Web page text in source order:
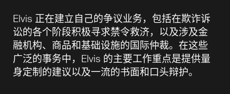
Elvis 正在建立自己的争议业务，包括在欺诈诉
讼的各个阶段积极寻求禁令救济，以及涉及金
融机构、商品和基础设施的国际仲裁。在这些
广泛的事务中，Elvis 的主要工作重点是提供量
身定制的建议以及一流的书面和口头辩护。